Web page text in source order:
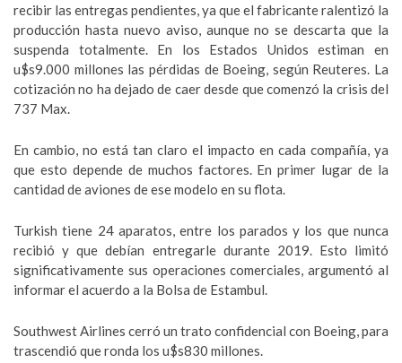
recibir las entregas pendientes, ya que el fabricante ralentizó la
producción hasta nuevo aviso, aunque no se descarta que la
suspenda totalmente. En los Estados Unidos estiman en
u$s9.000 millones las pérdidas de Boeing, según Reuteres. La
cotización no ha dejado de caer desde que comenzó la crisis del
737 Max.
En cambio, no está tan claro el impacto en cada compañía, ya
que esto depende de muchos factores. En primer lugar de la
cantidad de aviones de ese modelo en su flota.
Turkish tiene 24 aparatos, entre los parados y los que nunca
recibió y que debían entregarle durante 2019. Esto limitó
significativamente sus operaciones comerciales, argumentó al
informar el acuerdo a la Bolsa de Estambul.
Southwest Airlines cerró un trato confidencial con Boeing, para
trascendió que ronda los u$s830 millones.